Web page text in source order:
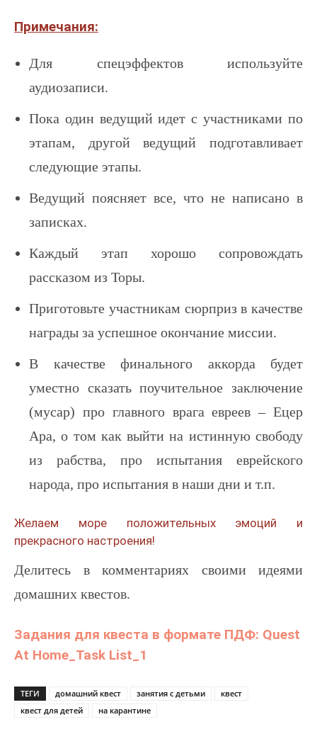
Примечания:
Для спецэффектов используйте
аудиозаписи.
Пока один ведущий идет с участниками по
этапам, другой ведущий подготавливает
следующие этапы.
Ведущий поясняет все, что не написано в
записках.
Каждый этап хорошо сопровождать
рассказом из Торы.
Приготовьте участникам сюрприз в качестве
награды за успешное окончание миссии.
В качестве финального аккорда будет
уместно сказать поучительное заключение
(мусар) про главного врага евреев – Ецер
Ара, о том как выйти на истинную свободу
из рабства, про испытания еврейского
народа, про испытания в наши дни и т.п.
Желаем море положительных эмоций и
прекрасного настроения!
Делитесь в комментариях своими идеями
домашних квестов.
Задания для квеста в формате ПДФ: Quest
At Home_Task List_1
ТЕГИ домашний квест занятия с детьми
квест
квест для детей
на карантине